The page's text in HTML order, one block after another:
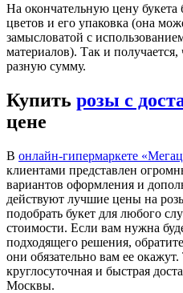
На окончательную цену букета
цветов и его упаковка (она
замысловатой с
материалов). Так и
разную сумму.
Купить розы с
цене
В онлайн-гипермаркете
клиентами представлен
вариантов оформления и
действуют лучшие цены на
подобрать букет для любого
стоимости. Если вам нужна
подходящего решения,
они обязательно вам ее
круглосуточная и быстрая
Москвы.